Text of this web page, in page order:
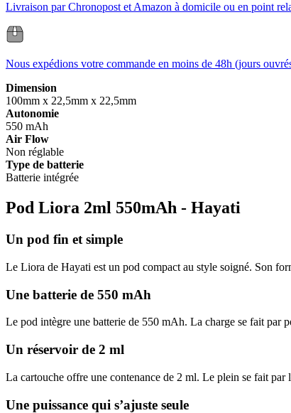
Livraison par Chronopost et Amazon à domicile ou en point
Nous expédions votre commande en moins de 48h (jours
Dimension
100mm x 22,5mm x 22,5mm
Autonomie
550 mAh
Air Flow
Non réglable
Type de batterie
Batterie intégrée
Pod Liora 2ml 550mAh - Hayati
Un pod fin et simple
Le Liora de Hayati est un pod compact au style soigné. Son
Une batterie de 550 mAh
Le pod intègre une batterie de 550 mAh. La charge se fait par
Un réservoir de 2 ml
La cartouche offre une contenance de 2 ml. Le plein se fait par
Une puissance qui s’ajuste seule